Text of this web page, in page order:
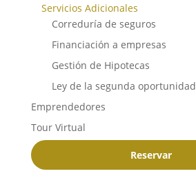
Servicios Adicionales
Correduría de seguros
Financiación a empresas
Gestión de Hipotecas
Ley de la segunda oportunidad
Emprendedores
Tour Virtual
Reservar